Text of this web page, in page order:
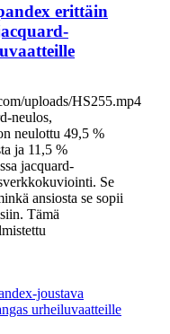
erittäin
uploads/HS255.mp4
neulos,
neulottu 49,5 %
ja 11,5 %
jacquard-
Se
ansiosta se sopii
Tämä